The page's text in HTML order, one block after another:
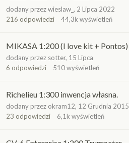
dodany przezwieslaw_ , 2 Lipca 2022
216 odpowiedzi 44,3k wyświetleń
MIKASA 1:200 (I love kit + Pontos)
dodany przez sotter, 15 Lipca
6 odpowiedzi 510wyświetleń
Richelieu 1:300 inwencja własna.
dodany przez okram12, 12 Grudnia 2015
23 odpowiedzi 6,1k wyświetleń